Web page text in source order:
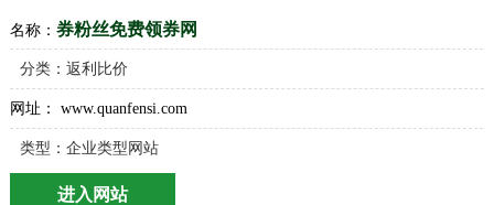
名称： 券粉丝免费领券网
分类： 返利比价
网址： www.quanfensi.com
类型：企业类型网站
进入网站